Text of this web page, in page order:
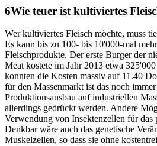
Wie teuer ist kultiviertes
Wer kultiviertes Fleisch möchte, muss
Es kann bis zu 100- bis 10'000-mal
Fleischprodukte. Der erste Burger der
Meat kostete im Jahr 2013 etwa
konnten die Kosten massiv auf 11.40
für den Massenmarkt ist das noch
Produktionsausbau auf industriellen
allerdings gedrückt werden. Andere
Verwendung von Insektenzellen für das
Denkbar wäre auch das genetische
Muskelzellen, so dass sie ohne